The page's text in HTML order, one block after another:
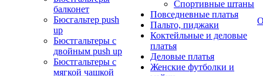
балконет
Бюсгальтер push
up
Бюстгальтеры с
двойным push up
Бюстгальтеры с
мягкой чашкой
Спортивные штаны
Повседневные платья
Пальто, пиджаки
Коктейльные и деловые
платья
Деловые платья
Женские футболки и